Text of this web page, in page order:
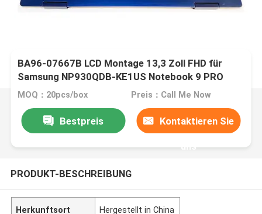
BA96-07667B LCD Montage 13,3 Zoll FHD für
Samsung NP930QDB-KE1US Notebook 9 PRO
MOQ：20pcs/box Preis：Call Me Now
Bestpreis Kontaktieren Sie
uns
PRODUKT-BESCHREIBUNG
Herkunftsort Hergestellt in China